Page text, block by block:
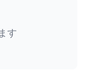
す